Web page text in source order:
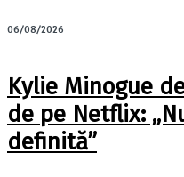
06/08/2026
Kylie Minogue
de pe Netflix:
definită”